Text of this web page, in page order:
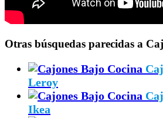
Otras búsquedas parecidas a
Leroy
Ikea